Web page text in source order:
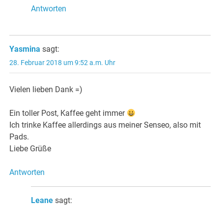
Antworten
Yasmina sagt:
28. Februar 2018 um 9:52 a.m. Uhr
Vielen lieben Dank =)
Ein toller Post, Kaffee geht immer
Ich trinke Kaffee allerdings aus meiner Senseo, also mit
Pads.
Liebe Grüße
Antworten
Leane sagt: